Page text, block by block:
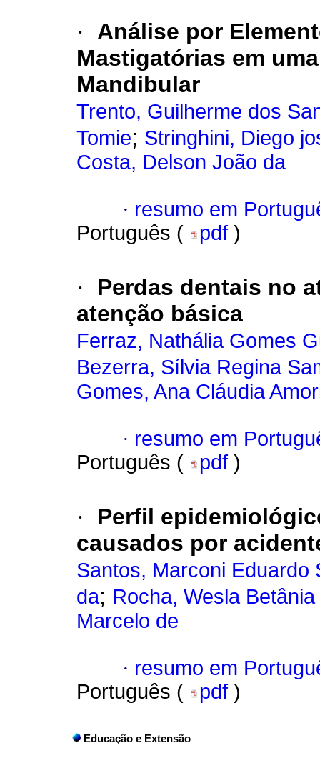
·
Análise por
Mastigatórias em
Mandibular
Trento, Guilherme dos
Tomie; Stringhini, Diego
Costa, Delson João da
· resumo em
Português (
pdf )
·
Perdas dentais no
atenção básica
Ferraz, Nathália Gomes
Bezerra, Sílvia Regina
Gomes, Ana Cláudia
· resumo em
Português (
pdf )
·
Perfil
causados por
Santos, Marconi Eduardo
da; Rocha, Wesla
Marcelo de
· resumo em
Português (
pdf )
Educação e Extensão